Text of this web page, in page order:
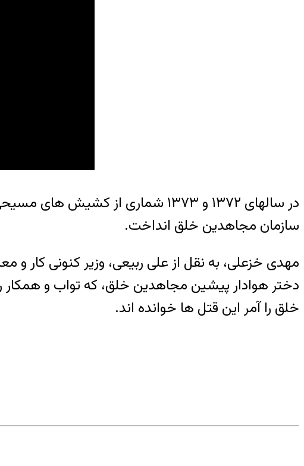
در سالهای ۱۳۷۲ و ۱۳۷۳ شماری از
سازمان مجاهدین خلق انداخت.
مهدی خزعلی، به نقل از علی ربیعی، وزیر کنونی کار و
دختر هوادار پیشین مجاهدین خلق، که تواب و همکار
خلق را آمر این قتل ها خوانده اند.